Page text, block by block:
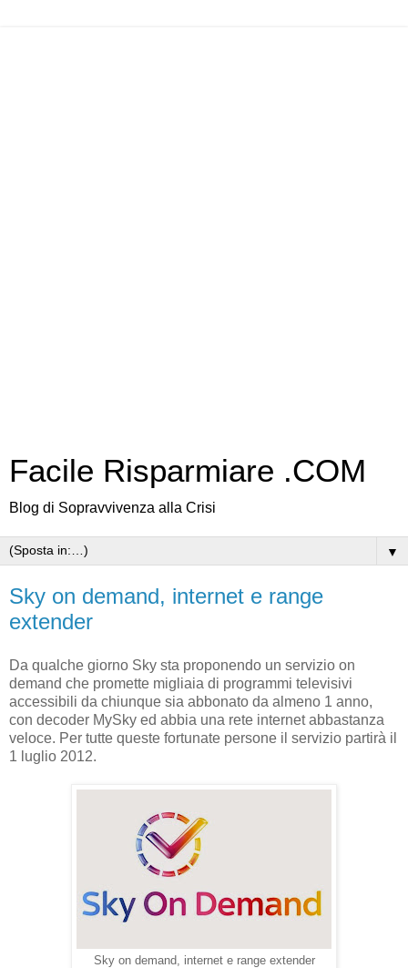
Facile Risparmiare .COM
Blog di Sopravvivenza alla Crisi
▼
Sky on demand, internet e range
extender
Da qualche giorno Sky sta proponendo un servizio on
demand che promette migliaia di programmi televisivi
accessibili da chiunque sia abbonato da almeno 1 anno,
con decoder MySky ed abbia una rete internet abbastanza
veloce. Per tutte queste fortunate persone il servizio partirà il
1 luglio 2012.
Sky on demand, internet e range extender